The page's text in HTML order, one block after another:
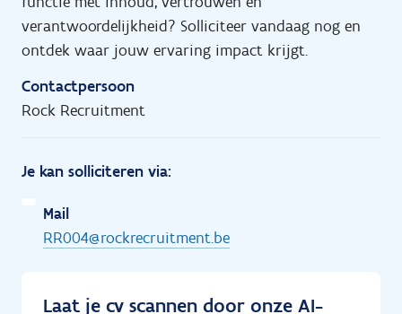
verantwoordelijkheid? Solliciteer vandaag nog en
ontdek waar jouw ervaring impact krijgt.
Contactpersoon
Rock Recruitment
Je kan solliciteren via:
Mail
RR004@rockrecruitment.be
Laat je cv scannen door onze AI-